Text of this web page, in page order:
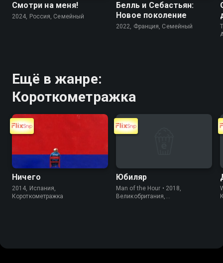
Смотри на меня!
2024, Россия, Cемейный
Белль и Себастьян:
Новое поколение
2022, Франция, Cемейный
Ещё в жанре:
Короткометражка
Ничего
2014, Испания,
Короткометражка
Юбиляр
Man of the Hour • 2018,
Великобритания,